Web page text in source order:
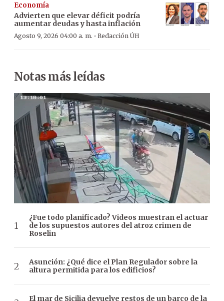
Economía
Advierten que elevar déficit podría
aumentar deudas y hasta inflación
Agosto 9, 2026 04:00 a. m. · Redacción ÚH
Notas más leídas
¿Fue todo planificado? Videos muestran el actuar
de los supuestos autores del atroz crimen de
Roselin
Asunción: ¿Qué dice el Plan Regulador sobre la
altura permitida para los edificios?
El mar de Sicilia devuelve restos de un barco de la